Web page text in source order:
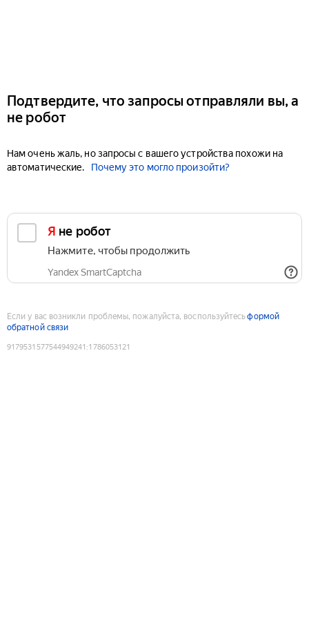
Подтвердите, что запросы отправляли вы, а
не робот
Нам очень жаль, но запросы с вашего устройства похожи на
автоматические.
Почему это могло произойти?
Я не робот
Нажмите, чтобы продолжить
Yandex SmartCaptcha
Если у вас возникли проблемы, пожалуйста, воспользуйтесьформой
обратной связи
9179531577544949241 :1786053121